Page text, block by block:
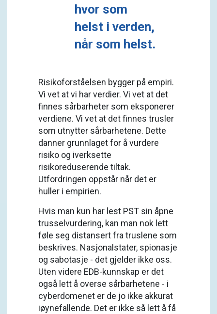
hvor som
helst i verden,
når som helst.
Risikoforståelsen bygger på empiri.
Vi vet at vi har verdier. Vi vet at det
finnes sårbarheter som eksponerer
verdiene. Vi vet at det finnes trusler
som utnytter sårbarhetene. Dette
danner grunnlaget for å vurdere
risiko og iverksette
risikoreduserende tiltak.
Utfordringen oppstår når det er
huller i empirien.
Hvis man kun har lest PST sin åpne
trusselvurdering, kan man nok lett
føle seg distansert fra truslene som
beskrives. Nasjonalstater, spionasje
og sabotasje - det gjelder ikke oss.
Uten videre EDB-kunnskap er det
også lett å overse sårbarhetene - i
cyberdomenet er de jo ikke akkurat
iøynefallende. Det er ikke så lett å få